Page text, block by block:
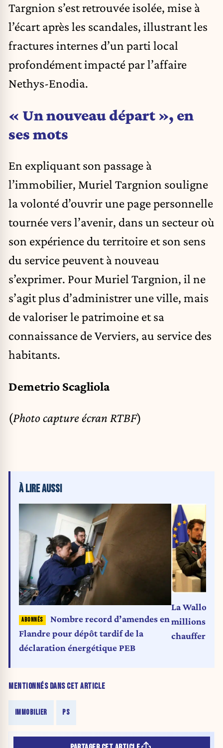
Targnion s’est retrouvée isolée, mise à
l’écart après les scandales, illustrant les
fractures internes d’un parti local
profondément impacté par l’affaire
Nethys-Enodia.​
« Un nouveau départ », en
ses mots
En expliquant son passage à
l’immobilier, Muriel Targnion souligne
la volonté d’ouvrir une page personnelle
tournée vers l’avenir, dans un secteur où
son expérience du territoire et son sens
du service peuvent à nouveau
s’exprimer. Pour Muriel Targnion, il ne
s’agit plus d’administrer une ville, mais
de valoriser le patrimoine et sa
connaissance de Verviers, au service des
habitants.
Demetrio Scagliola
(Photo capture écran RTBF)
MENTIONNÉS DANS CET ARTICLE
IMMOBILIER PS
À LIRE AUSSI
Nombre record d’amendes en
Flandre pour dépôt tardif de la
déclaration énergétique PEB
La Wallonie
millions
chauffer